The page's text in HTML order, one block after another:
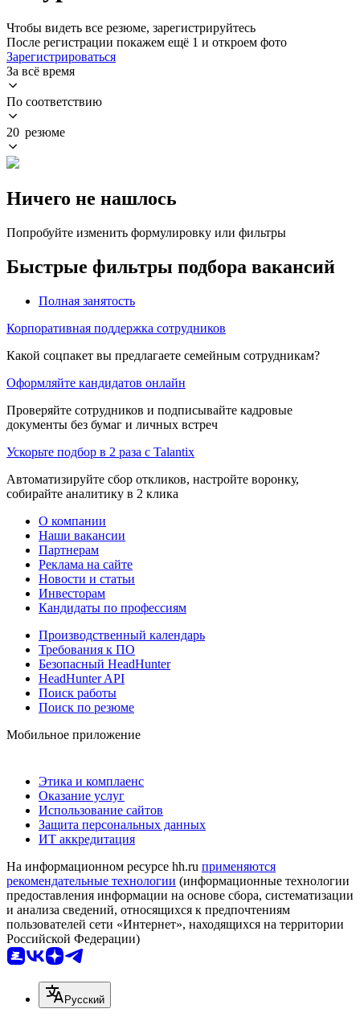
Чтобы видеть все резюме, зарегистрируйтесь
После регистрации покажем ещё 1 и откроем фото
Зарегистрироваться
За всё время
По соответствию
20 резюме
Ничего не нашлось
Попробуйте изменить формулировку или фильтры
Быстрые фильтры подбора вакансий
Полная занятость
Корпоративная поддержка сотрудников
Какой соцпакет вы предлагаете семейным сотрудникам?
Оформляйте кандидатов онлайн
Проверяйте сотрудников и подписывайте кадровые
документы без бумаг и личных встреч
Ускорьте подбор в 2 раза с Talantix
Автоматизируйте сбор откликов, настройте воронку,
собирайте аналитику в 2 клика
О компании
Наши вакансии
Партнерам
Реклама на сайте
Новости и статьи
Инвесторам
Кандидаты по профессиям
Производственный календарь
Требования к ПО
Безопасный HeadHunter
HeadHunter API
Поиск работы
Поиск по резюме
Мобильное приложение
Этика и комплаенс
Оказание услуг
Использование сайтов
Защита персональных данных
ИТ аккредитация
На информационном ресурсе hh.ru применяются
рекомендательные технологии (информационные технологии
предоставления информации на основе сбора, систематизации
и анализа сведений, относящихся к предпочтениям
пользователей сети «Интернет», находящихся на территории
Российской Федерации)
Русский